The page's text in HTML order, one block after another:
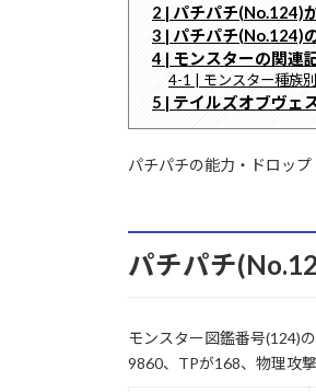
2 | パチパチ(No.124)
3 | パチパチ(No.124)
4 | モンスターの関連
4-1 | モンスター種族
5 | テイルズオブヴェ
パチパチの能力・ドロッ
パチパチ
モンスター図鑑番号(124)
9860、TPが168、物理攻